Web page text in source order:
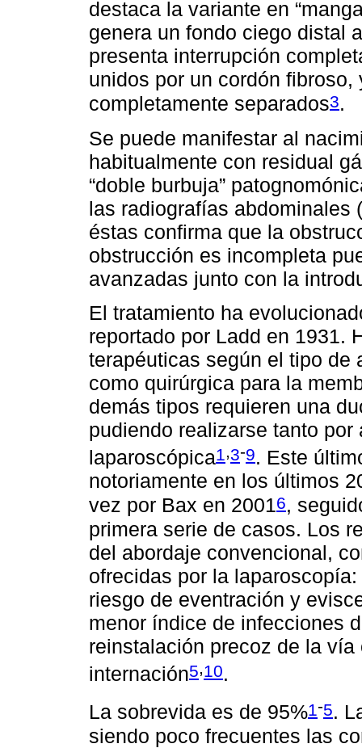
destaca la variante en
genera un fondo ciego distal
presenta interrupción
unidos por un cordón
completamente separados3.
Se puede manifestar al
habitualmente con residual
“doble burbuja”
las radiografías abdominales
éstas confirma que la
obstrucción es incompleta
avanzadas junto con la
El tratamiento ha
reportado por Ladd en 1931.
terapéuticas según el tipo de
como quirúrgica para la
demás tipos requieren una
pudiendo realizarse tanto
laparoscópica1,3-9. Este
notoriamente en los últimos
vez por Bax en 20016,
primera serie de casos. Los
del abordaje convencional,
ofrecidas por la
riesgo de eventración y
menor índice de infecciones
reinstalación precoz de la
internación5,10.
La sobrevida es de 95%1 -5.
siendo poco frecuentes las